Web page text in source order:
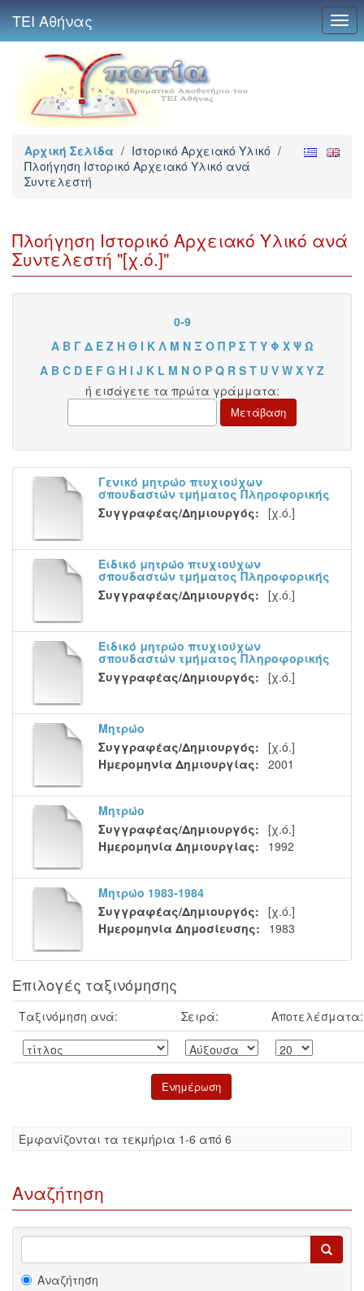
ΤΕΙ Αθήνας
Αρχική Σελίδα / Ιστορικό Αρχειακό Υλικό /
Πλοήγηση Ιστορικό Αρχειακό Υλικό ανά
Συντελεστή
Πλοήγηση Ιστορικό Αρχειακό Υλικό ανά
Συντελεστή "[χ.ό.]"
0-9
Α Β Γ Δ Ε Ζ Η Θ Ι Κ Λ Μ Ν Ξ Ο Π Ρ Σ Τ Υ Φ Χ Ψ Ω
A B C D E F G H I J K L M N O P Q R S T U V W X Y Z
ή εισάγετε τα πρώτα γράμματα:
Γενικό μητρώο πτυχιούχων
σπουδαστών τμήματος Πληροφορικής
Συγγραφέας/Δημιουργός:
[χ.ό.]
Ειδικό μητρώο πτυχιούχων
σπουδαστών τμήματος Πληροφορικής
Συγγραφέας/Δημιουργός:
[χ.ό.]
Ειδικό μητρώο πτυχιούχων
σπουδαστών τμήματος Πληροφορικής
Συγγραφέας/Δημιουργός:
[χ.ό.]
Μητρώο
Συγγραφέας/Δημιουργός:
[χ.ό.]
Ημερομηνία Δημιουργίας: 2001
Μητρώο
Συγγραφέας/Δημιουργός:
[χ.ό.]
Ημερομηνία Δημιουργίας:
1992
Μητρώο 1983-1984
Συγγραφέας/Δημιουργός:
[χ.ό.]
Ημερομηνία Δημοσίευσης:
1983
Επιλογές ταξινόμησης
Ταξινόμηση ανά: Σειρά: Αποτελέσματα:
Eμφανίζονται τα τεκμήρια 1-6 από 6
Αναζήτηση
Αναζήτηση